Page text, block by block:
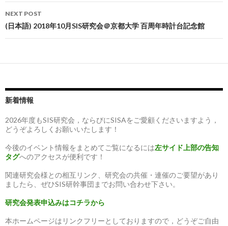
NEXT POST
(日本語) 2018年10月SIS研究会＠京都大学 百周年時計台記念館
新着情報
2026年度もSIS研究会，ならびにSISAをご愛顧くださいますよう，
どうぞよろしくお願いいたします！
今後のイベント情報をまとめてご覧になるには左サイド上部の告知
タグへのアクセスが便利です！
関連研究会様との相互リンク、研究会の共催・連催のご要望があり
ましたら、ぜひSIS研幹事団までお問い合わせ下さい。
研究会発表申込みはコチラから
本ホームページはリンクフリーとしておりますので，どうぞご自由